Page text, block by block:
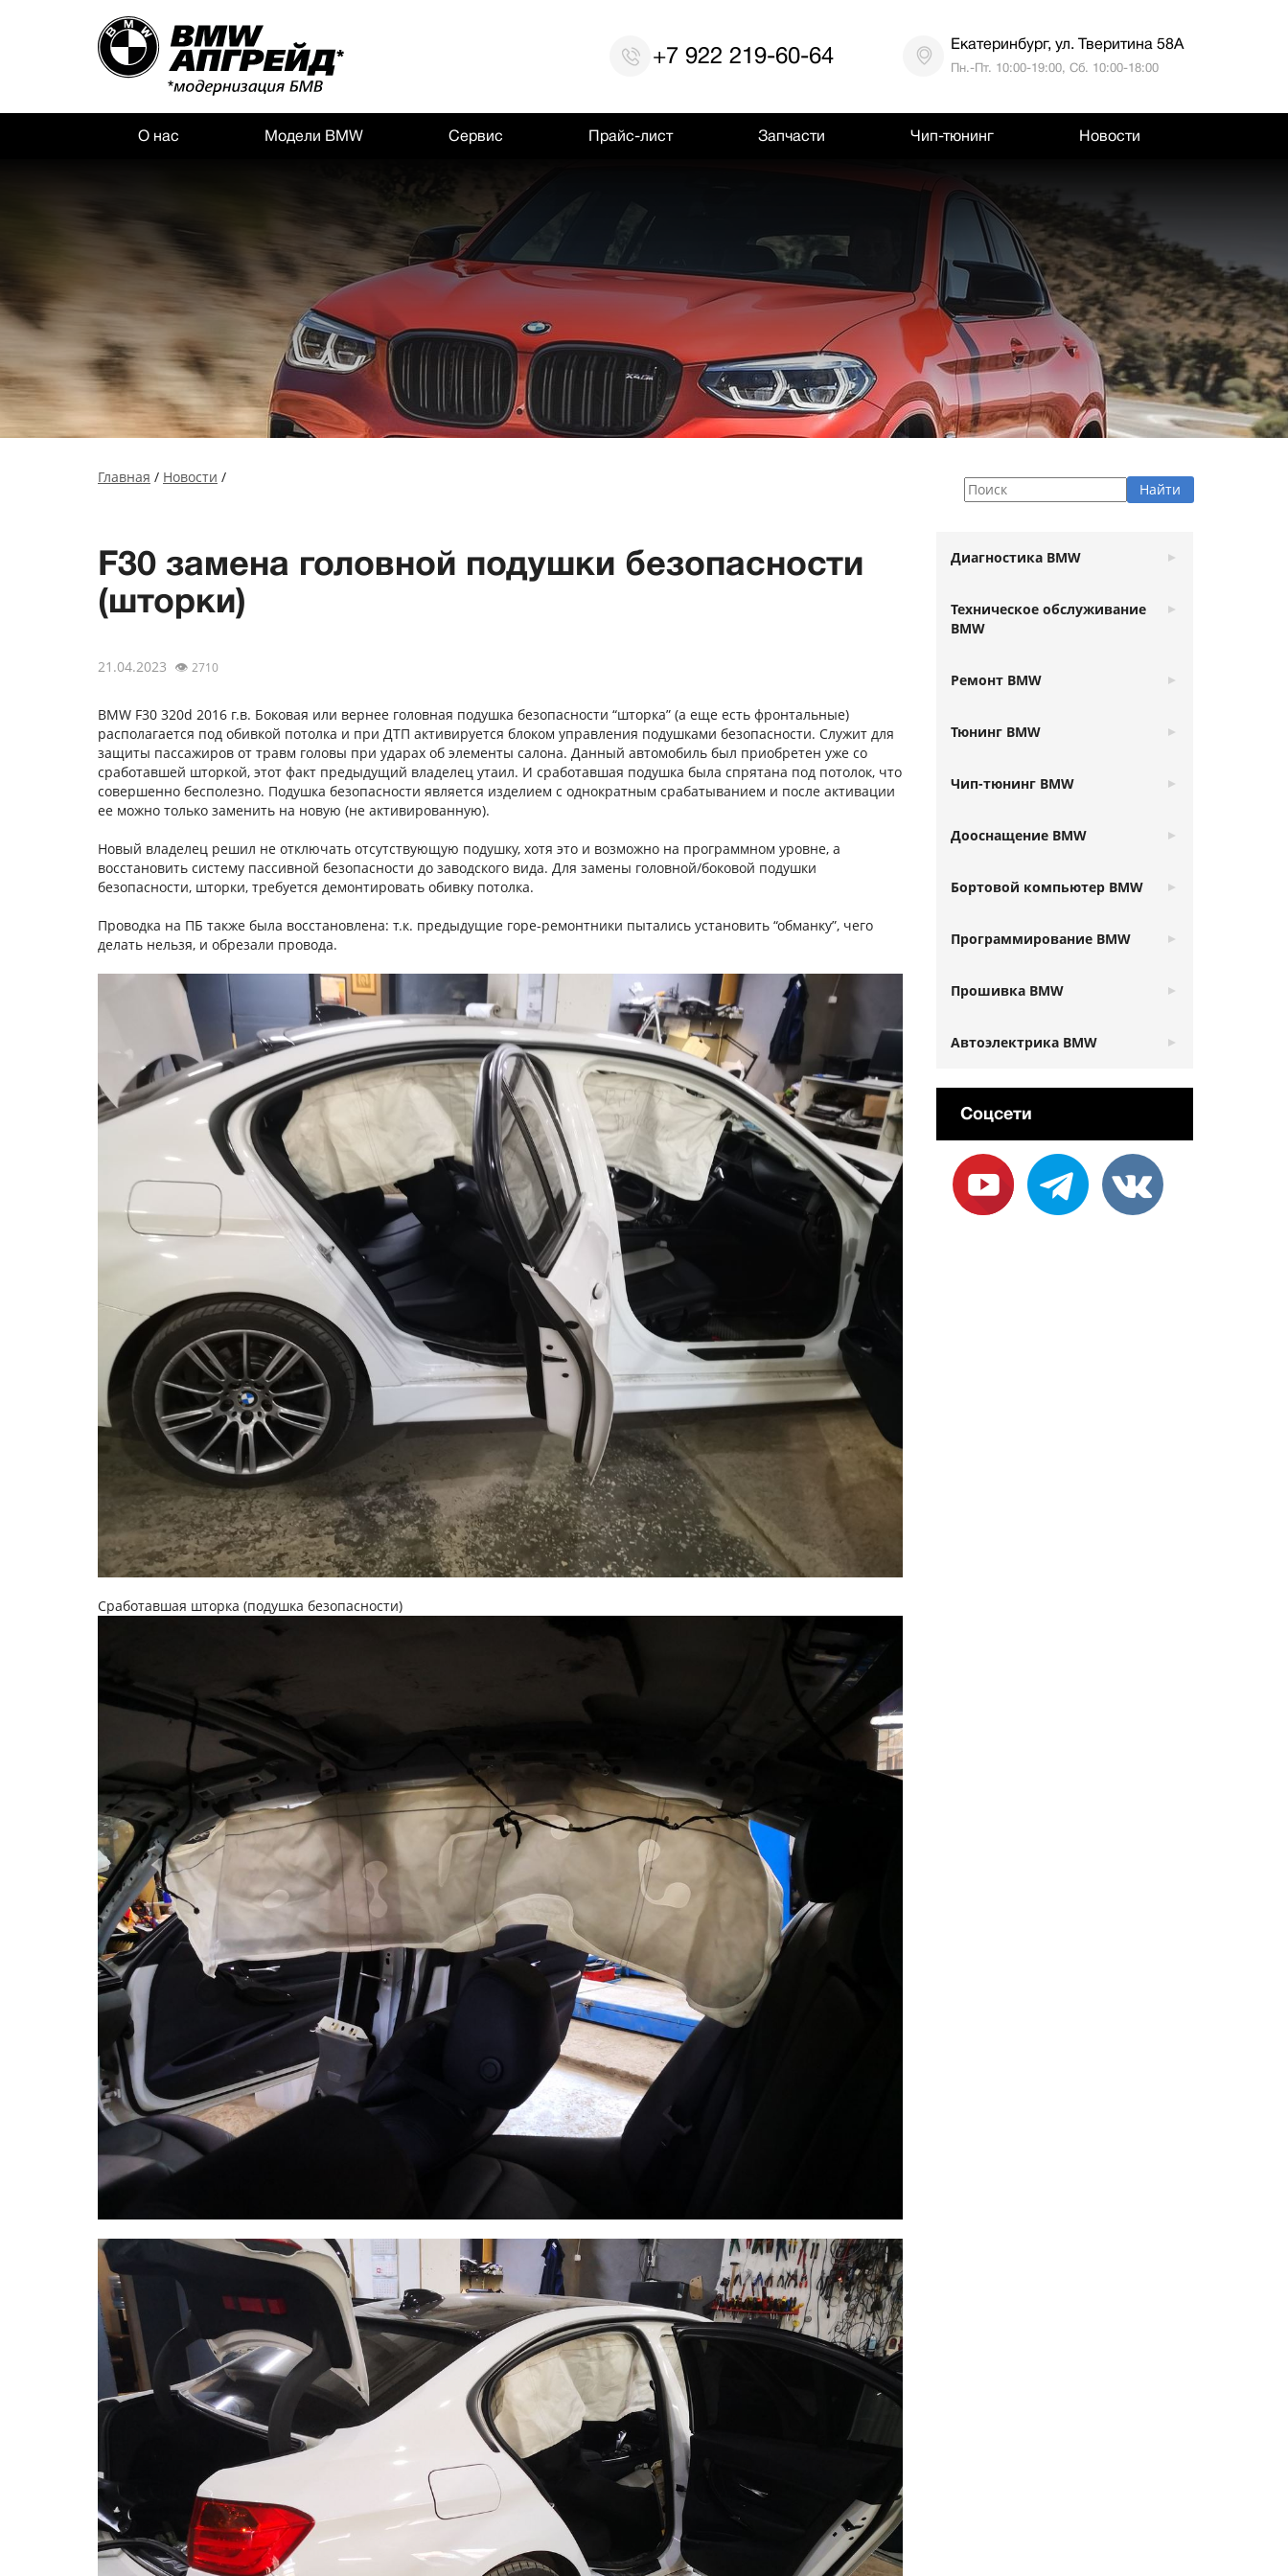
+7 922 219-60-64 Екатеринбург, ул. Тверитина 58А
Пн.-Пт. 10:00-19:00, Сб. 10:00-18:00
О нас Модели BMW Сервис Прайс-лист Запчасти Чип-тюнинг Новости
Главная / Новости /
F30 замена головной подушки безопасности
(шторки)
21.04.2023 👁 2710
BMW F30 320d 2016 г.в. Боковая или вернее головная подушка безопасности “шторка” (а еще есть фронтальные)
располагается под обивкой потолка и при ДТП активируется блоком управления подушками безопасности. Служит для
защиты пассажиров от травм головы при ударах об элементы салона. Данный автомобиль был приобретен уже со
сработавшей шторкой, этот факт предыдущий владелец утаил. И сработавшая подушка была спрятана под потолок, что
совершенно бесполезно. Подушка безопасности является изделием с однократным срабатыванием и после активации
ее можно только заменить на новую (не активированную).
Новый владелец решил не отключать отсутствующую подушку, хотя это и возможно на программном уровне, а
восстановить систему пассивной безопасности до заводского вида. Для замены головной/боковой подушки
безопасности, шторки, требуется демонтировать обивку потолка.
Проводка на ПБ также была восстановлена: т.к. предыдущие горе-ремонтники пытались установить “обманку”, чего
делать нельзя, и обрезали провода.
Сработавшая шторка (подушка безопасности)
Диагностика BMW
Техническое обслуживание
BMW
Ремонт BMW
Тюнинг BMW
Чип-тюнинг BMW
Дооснащение BMW
Бортовой компьютер BMW
Программирование BMW
Прошивка BMW
Автоэлектрика BMW
Соцсети